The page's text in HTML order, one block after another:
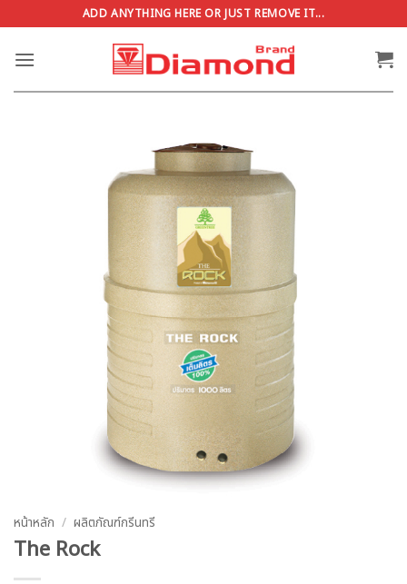
ไป
ADD ANYTHING HERE OR JUST REMOVE IT...
หน้าหลัก / ผลิตภัณฑ์กรีนทรี
The Rock